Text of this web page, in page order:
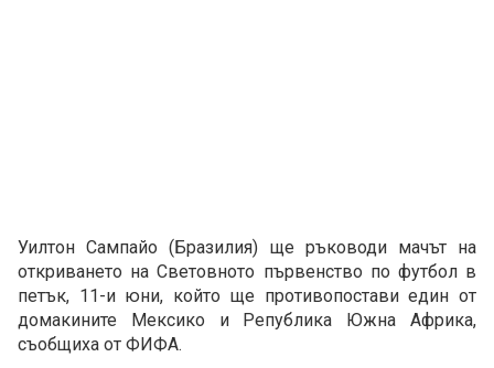
Уилтон Сампайо (Бразилия) ще ръководи мачът на
откриването на Световното първенство по футбол в
петък, 11-и юни, който ще противопостави един от
домакините Мексико и Република Южна Африка,
съобщиха от ФИФА.